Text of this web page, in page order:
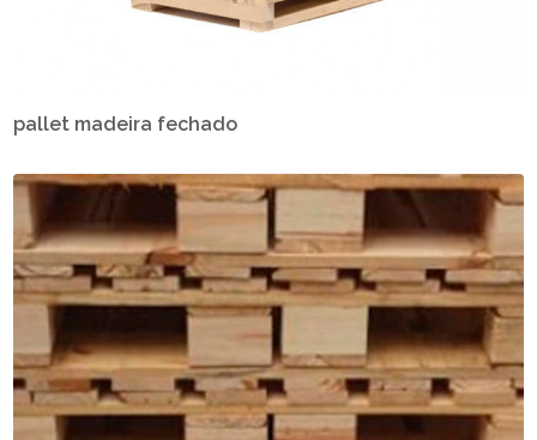
pallet madeira fechado